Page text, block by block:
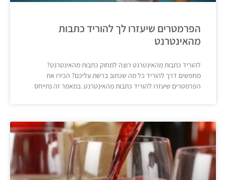
הפרמטרים שיעזרו לך להוריד כתבות
מהאינטרנט
להוריד כתבות מהאינטרנט רוצה למחוק כתבות מהאינטרנט?
מחפשים דרך להוריד כל מה שכתוב ברשת עליכם? הכירו את
הפרמטרים שיעזרו להוריד כתבות מהאינטרנט. במאמר זה נתייחס